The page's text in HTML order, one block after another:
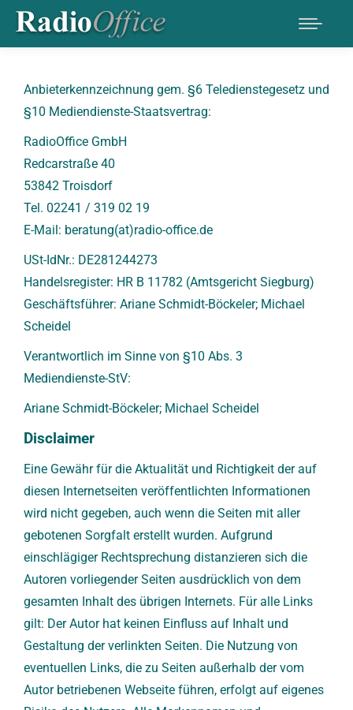
Anbieterkennzeichnung gem. §6 Teledienstegesetz und
§10 Mediendienste-Staatsvertrag:
RadioOffice GmbH
Redcarstraße 40
53842 Troisdorf
Tel. 02241 / 319 02 19
E-Mail: beratung(at)radio-office.de
USt-IdNr.: DE281244273
Handelsregister: HR B 11782 (Amtsgericht Siegburg)
Geschäftsführer: Ariane Schmidt-Böckeler; Michael
Scheidel
Verantwortlich im Sinne von §10 Abs. 3
Mediendienste-StV:
Ariane Schmidt-Böckeler; Michael Scheidel
Disclaimer
Eine Gewähr für die Aktualität und Richtigkeit der auf
diesen Internetseiten veröffentlichten Informationen
wird nicht gegeben, auch wenn die Seiten mit aller
gebotenen Sorgfalt erstellt wurden. Aufgrund
einschlägiger Rechtsprechung distanzieren sich die
Autoren vorliegender Seiten ausdrücklich von dem
gesamten Inhalt des übrigen Internets. Für alle Links
gilt: Der Autor hat keinen Einfluss auf Inhalt und
Gestaltung der verlinkten Seiten. Die Nutzung von
eventuellen Links, die zu Seiten außerhalb der vom
Autor betriebenen Webseite führen, erfolgt auf eigenes